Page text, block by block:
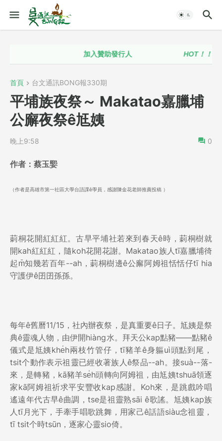
加入贊助發行人 HOT！！ 台語政
首頁 台文通訊BONG報330期
平埔族夜祭～ Makatao嘉臘埔
公廨夜祭ê尪姨
晚上9:58 0
作者：蔡玉媐
（作者是高雄市第一社區大學台語課ê學員，感謝陳金花老師推薦投稿 ）
莿桐花開紅紅紅。古早平埔社若來到春天ê時，莿桐樹就
開kah紅紅紅，隨koh花開花謝。Makatao族人tī嘉臘埔徛
起m̄知幾若百年--ah，莿桐樹邊ê公廨阿姆祖恬恬仔tī hia
守護伊ê囝囝孫孫。
每年ê舊曆11/15，社內辦夜祭，是真重要ê日子。尪姨是祭
典ê靈魂人物，由伊開hiàng水。拜天公kap點豬——點豬ê
儀式是尪姨khe̍h兩枝竹管仔，tī豬羊ê身軀uì頭點到尾，
tsit个動作表示祖靈已經收著族人ê祭品--ah。接suà--落-
來，是轉豬，kā豬羊se̍h頭轉向阿姆祖，由尪姨tshuā領逐
家kā阿姆祖祈求平安豐收kap感謝。Koh來，是跳戲吟唱
遙遠年代古早ê曲調，tse是祖靈熟sāi ê歌謠。尪姨kap族
人tī月光下，手牽手唱歌跳舞，用家己ê話語siàu念祖靈，
tī tsit个時tsūn，逐家心靈sio倚。